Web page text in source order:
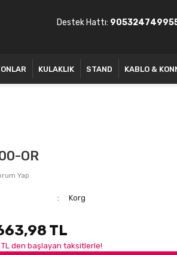
Destek Hattı:
KULAKLIK STAND KABLO &
OR
Yap
Korg
TL
TL den başlayan taksitlerle!